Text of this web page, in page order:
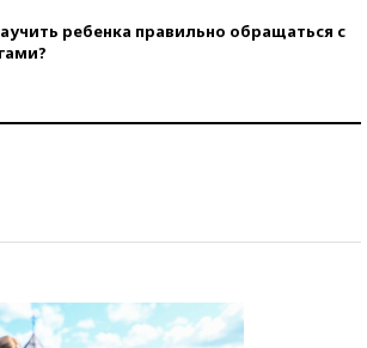
ребенка правильно обращаться с